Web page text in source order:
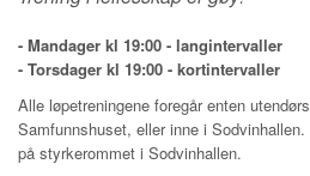
- Mandager kl 19:00 - langintervaller
- Torsdager kl 19:00 - kortintervaller
Alle løpetreningene foregår enten
Samfunnshuset, eller inne i
på styrkerommet i Sodvinhallen.